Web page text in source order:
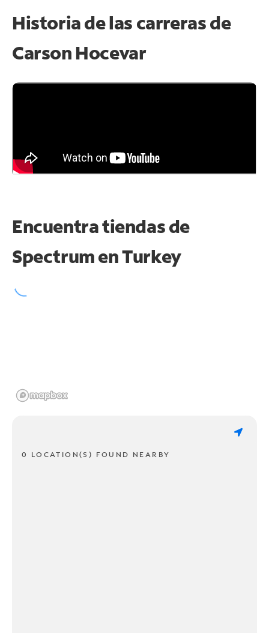
Historia de las carreras de
Carson Hocevar
Encuentra tiendas de
Spectrum enTurkey
0 LOCATION(S) FOUND NEARBY